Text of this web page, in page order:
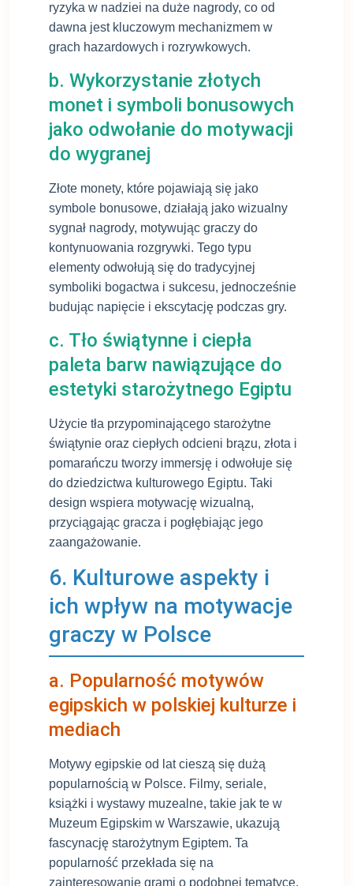
ryzyka w nadziei na duże nagrody, co od
dawna jest kluczowym mechanizmem w
grach hazardowych i rozrywkowych.
b. Wykorzystanie złotych
monet i symboli bonusowych
jako odwołanie do motywacji
do wygranej
Złote monety, które pojawiają się jako
symbole bonusowe, działają jako wizualny
sygnał nagrody, motywując graczy do
kontynuowania rozgrywki. Tego typu
elementy odwołują się do tradycyjnej
symboliki bogactwa i sukcesu, jednocześnie
budując napięcie i ekscytację podczas gry.
c. Tło świątynne i ciepła
paleta barw nawiązujące do
estetyki starożytnego Egiptu
Użycie tła przypominającego starożytne
świątynie oraz ciepłych odcieni brązu, złota i
pomarańczu tworzy immersję i odwołuje się
do dziedzictwa kulturowego Egiptu. Taki
design wspiera motywację wizualną,
przyciągając gracza i pogłębiając jego
zaangażowanie.
6. Kulturowe aspekty i
ich wpływ na motywacje
graczy w Polsce
a. Popularność motywów
egipskich w polskiej kulturze i
mediach
Motywy egipskie od lat cieszą się dużą
popularnością w Polsce. Filmy, seriale,
książki i wystawy muzealne, takie jak te w
Muzeum Egipskim w Warszawie, ukazują
fascynację starożytnym Egiptem. Ta
popularność przekłada się na
zainteresowanie grami o podobnej tematyce,